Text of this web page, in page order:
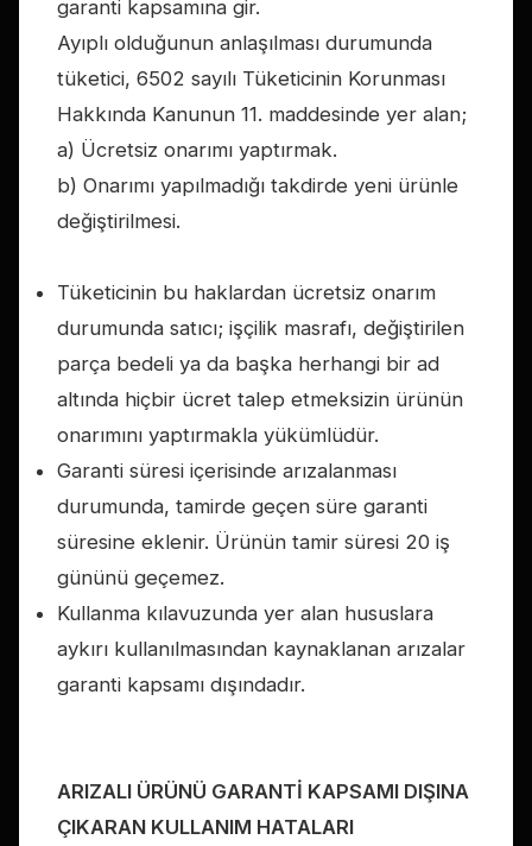
garanti kapsamına gir.
Ayıplı olduğunun anlaşılması durumunda
tüketici, 6502 sayılı Tüketicinin Korunması
Hakkında Kanunun 11. maddesinde yer alan;
a) Ücretsiz onarımı yaptırmak.
b) Onarımı yapılmadığı takdirde yeni ürünle
değiştirilmesi.
Tüketicinin bu haklardan ücretsiz onarım
durumunda satıcı; işçilik masrafı, değiştirilen
parça bedeli ya da başka herhangi bir ad
altında hiçbir ücret talep etmeksizin ürünün
onarımını yaptırmakla yükümlüdür.
Garanti süresi içerisinde arızalanması
durumunda, tamirde geçen süre garanti
süresine eklenir. Ürünün tamir süresi 20 iş
gününü geçemez.
Kullanma kılavuzunda yer alan hususlara
aykırı kullanılmasından kaynaklanan arızalar
garanti kapsamı dışındadır.
ARIZALI ÜRÜNÜ GARANTİ KAPSAMI DIŞINA
ÇIKARAN KULLANIM HATALARI